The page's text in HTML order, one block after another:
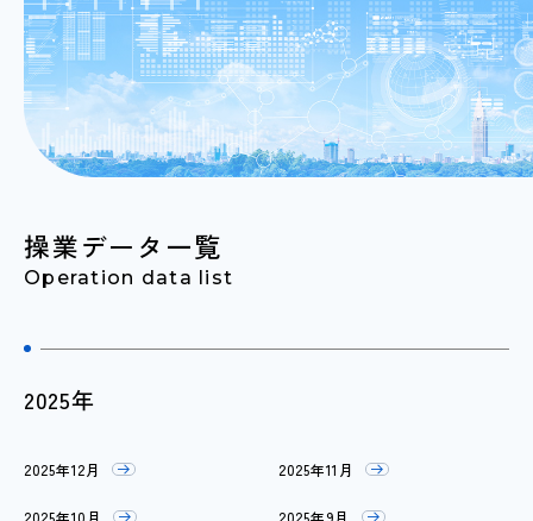
操業データ一覧
Operation data list
2025年
2025年12月 2025年11月
2025年10月 2025年9月